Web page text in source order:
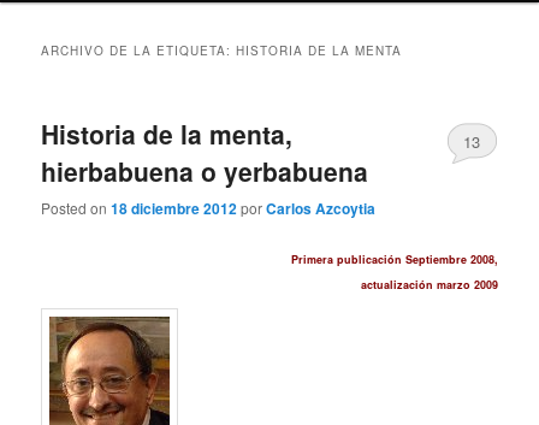
ARCHIVO DE LA ETIQUETA:HISTORIA DE LA MENTA
Historia de la menta,
hierbabuena o yerbabuena
Posted on18 diciembre 2012porCarlos Azcoytia
13
Primera publicación Septiembre 2008,
actualización marzo 2009